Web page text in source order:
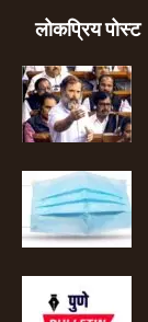
लोकप्रिय पोस्ट